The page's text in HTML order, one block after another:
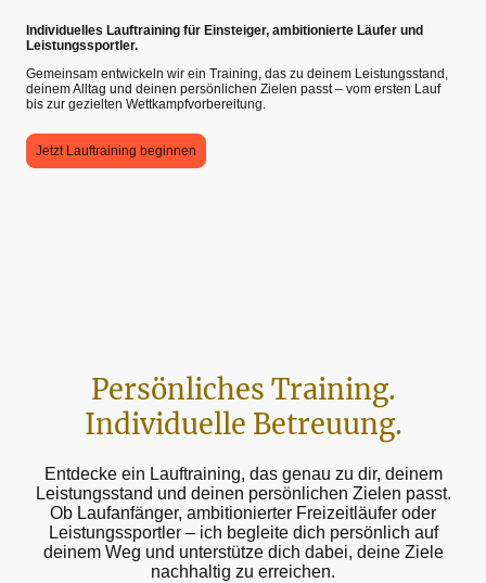
Individuelles Lauftraining für Einsteiger, ambitionierte Läufer und
Leistungssportler.
Gemeinsam entwickeln wir ein Training, das zu deinem Leistungsstand,
deinem Alltag und deinen persönlichen Zielen passt – vom ersten Lauf
bis zur gezielten Wettkampfvorbereitung.
Jetzt Lauftraining beginnen
Persönliches Training.
Individuelle Betreuung.
Entdecke ein Lauftraining, das genau zu dir, deinem
Leistungsstand und deinen persönlichen Zielen passt.
Ob Laufanfänger, ambitionierter Freizeitläufer oder
Leistungssportler – ich begleite dich persönlich auf
deinem Weg und unterstütze dich dabei, deine Ziele
nachhaltig zu erreichen.